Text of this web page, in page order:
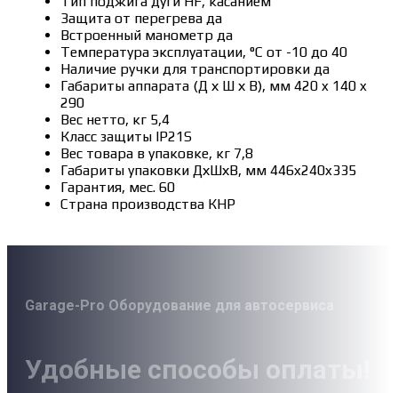
Защита от перегрева да
Встроенный манометр да
Температура эксплуатации, °С от -10 до 40
Наличие ручки для транспортировки да
Габариты аппарата (Д х Ш х В), мм 420 x 140 x
290
Вес нетто, кг 5,4
Класс защиты IP21S
Вес товара в упаковке, кг 7,8
Габариты упаковки ДхШхВ, мм 446x240x335
Гарантия, мес. 60
Страна производства КНР
Garage-Pro Оборудование для автосервиса
Удобные способы оплаты!